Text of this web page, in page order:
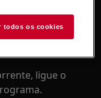
30
a ligar (O
ligue o
todos os cookies